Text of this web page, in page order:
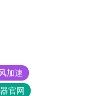
加速
官网